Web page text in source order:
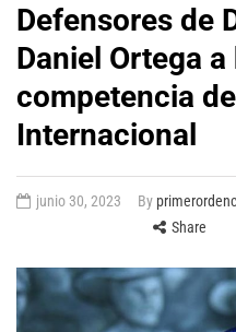
Defensores de
Daniel Ortega
competencia
Internacional
junio 30, 2023 By
Share